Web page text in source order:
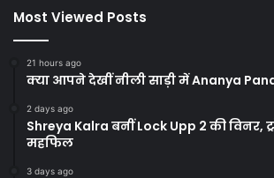
Most Viewed Posts
21 hours ago
क्या आपने देखीं नीली साड़ी में Ananya
2 days ago
Shreya Kalra बनीं Lock Upp 2 की विनर,
महफिल
3 days ago